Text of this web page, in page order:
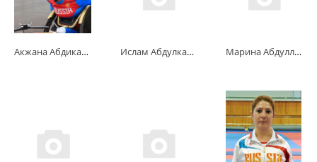
Акжана Абдикаримова Ислам Абдулкадиров Марина Абдуллина